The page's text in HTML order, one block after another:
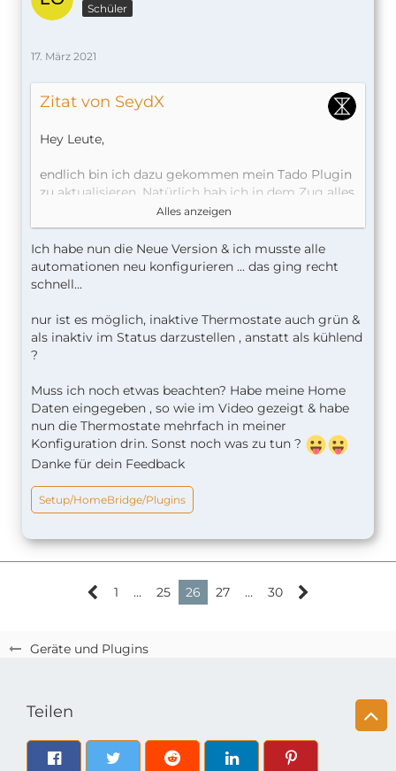
Geräte und Plugins
Schüler
17. März 2021
Zitat von SeydX
Hey Leute,
endlich bin ich dazu gekommen mein Tado Plugin
zu aktualisieren. Natürlich hab ich in dem Zug alles
neu geschrieben und gerüstet für die Zukunft
Auch habe ich seeeehr viel gefixt und vieeeel neues
hinzugefügt. Vorallem Config UI X Nutzer werden
richtig profitieren.
V6.0.0 Changelog
Ich habe nun die Beta Version veröffentlicht. Für
alle die interessiert sind, können ja mal bei Github
vorbeischauen. Da habe ich genau beschrieben wie
ihr die Beta Version installieren könnt, wo ihr die
neue config.json findet etc etc
https://github.com/SeydX/homebridge-tado-
platform/issues/48
Fehler und co. könnt ihr natürlich auch hier posten.
Danke schonmal an alle die mitmachen.
Alles anzeigen
Ich habe nun die Neue Version & ich musste alle
automationen neu konfigurieren ... das ging recht
schnell...
nur ist es möglich, inaktive Thermostate auch grün &
als inaktiv im Status darzustellen , anstatt als kühlend
?
Muss ich noch etwas beachten? Habe meine Home
Daten eingegeben , so wie im Video gezeigt & habe
nun die Thermostate mehrfach in meiner
Konfiguration drin. Sonst noch was zu tun ?
Danke für dein Feedback
Setup/HomeBridge/Plugins
1 … 25 26 27 … 30
Teilen